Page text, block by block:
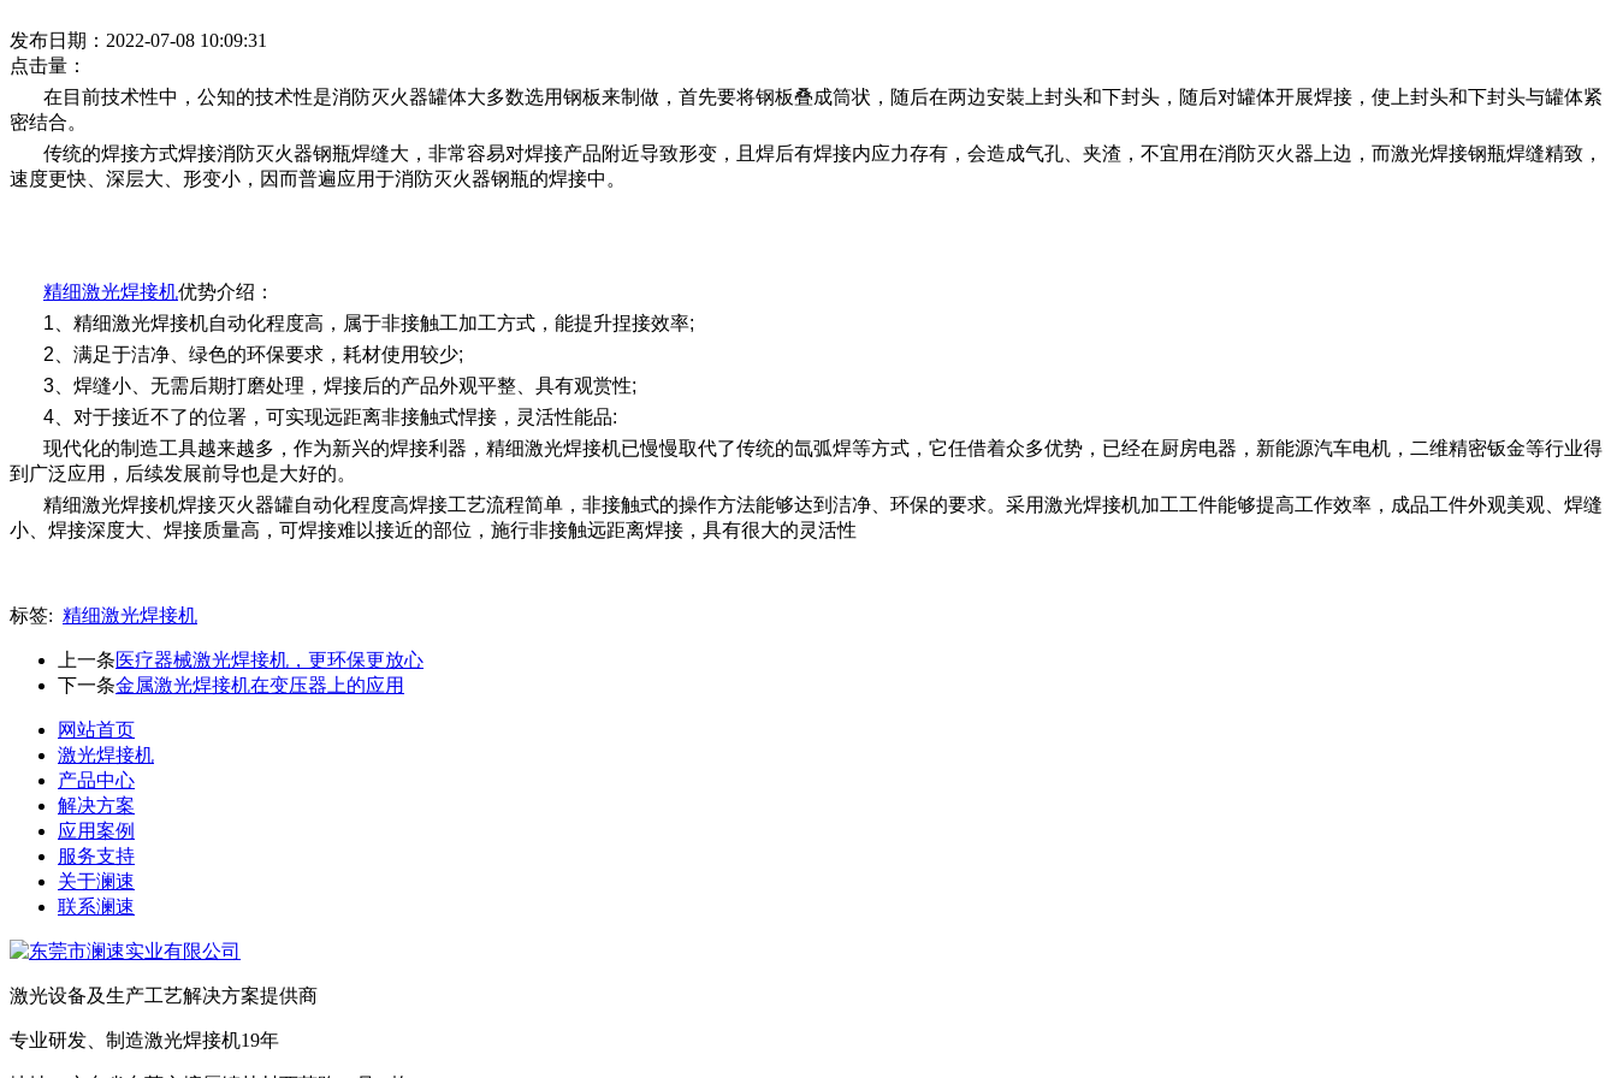
发布日期：2022-07-08 10:09:31
点击量：
在目前技术性中，公知的技术性是消防灭火器罐体大多数选用钢板来制做，首先要将钢板叠成筒状，随后在两边安裝上封头和下封头，随后对罐体开展焊接，使上封头和下封头与罐体紧
密结合。
传统的焊接方式焊接消防灭火器钢瓶焊缝大，非常容易对焊接产品附近导致形变，且焊后有焊接内应力存有，会造成气孔、夹渣，不宜用在消防灭火器上边，而激光焊接钢瓶焊缝精致，
速度更快、深层大、形变小，因而普遍应用于消防灭火器钢瓶的焊接中。
精细激光焊接机优势介绍：
1、精细激光焊接机自动化程度高，属于非接触工加工方式，能提升捏接效率;
2、满足于洁净、绿色的环保要求，耗材使用较少;
3、焊缝小、无需后期打磨处理，焊接后的产品外观平整、具有观赏性;
4、对于接近不了的位署，可实现远距离非接触式悍接，灵活性能品:
现代化的制造工具越来越多，作为新兴的焊接利器，精细激光焊接机已慢慢取代了传统的氙弧焊等方式，它任借着众多优势，已经在厨房电器，新能源汽车电机，二维精密钣金等行业得
到广泛应用，后续发展前导也是大好的。
精细激光焊接机焊接灭火器罐自动化程度高焊接工艺流程简单，非接触式的操作方法能够达到洁净、环保的要求。采用激光焊接机加工工件能够提高工作效率，成品工件外观美观、焊缝
小、焊接深度大、焊接质量高，可焊接难以接近的部位，施行非接触远距离焊接，具有很大的灵活性
标签: 精细激光焊接机
上一条医疗器械激光焊接机，更环保更放心
下一条金属激光焊接机在变压器上的应用
网站首页
激光焊接机
产品中心
解决方案
应用案例
服务支持
关于澜速
联系澜速
激光设备及生产工艺解决方案提供商
专业研发、制造激光焊接机19年